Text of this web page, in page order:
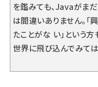
を鑑みても、Javaがま
は間違いありません。
たことがな い」という
世界に飛び込んでみては